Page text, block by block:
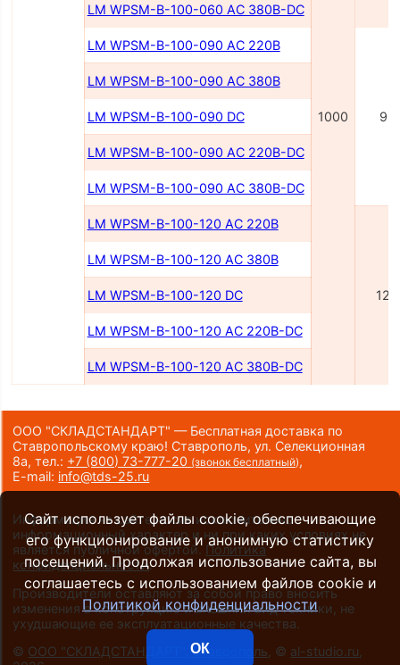
1000
LM WPSM-B-100-060 AC 380В-DC
LM WPSM-B-100-090 AC 220В
LM WPSM-B-100-090 AC 380В
LM WPSM-B-100-090 DC
LM WPSM-B-100-090 AC 220B-DC
LM WPSM-B-100-090 AC 380B-DC
LM WPSM-B-100-120 AC 220B
LM WPSM-B-100-120 AC 380B
LM WPSM-B-100-120 DC
LM WPSM-B-100-120 AC 220B-DC
LM WPSM-B-100-120 AC 380B-DC
ООО "СКЛАДСТАНДАРТ" — Бесплатная доставка по
Ставропольскому краю! Ставрополь, ул. Селекционная
8а,тел.: +7 (800) 73-777-20 (звонок бесплатный),
E-mail: info@tds-25.ru
Информация на сайте носит исключительно
информационный характер и ни при каких условиях не
является публичной офертой. Политика
конфиденциальности.
Производители оставляют за собой право вносить
изменения в конструкцию и внешний вид техники, не
ухудшающие ее эксплуатационные качества.
© ООО "СКЛАДСТАНДАРТ", Ставрополь , © al-studio.ru
Сайт использует файлы cookie, обеспечивающие
его функционирование и анонимную статистику
посещений. Продолжая использование сайта, вы
соглашаетесь с использованием файлов cookie и
Политикой конфиденциальности
ОК